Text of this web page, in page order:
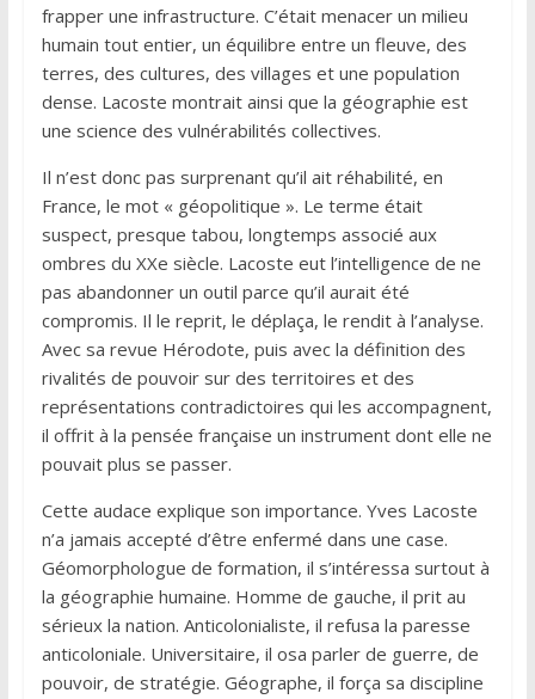
frapper une infrastructure. C’était menacer un milieu
humain tout entier, un équilibre entre un fleuve, des
terres, des cultures, des villages et une population
dense. Lacoste montrait ainsi que la géographie est
une science des vulnérabilités collectives.
Il n’est donc pas surprenant qu’il ait réhabilité, en
France, le mot « géopolitique ». Le terme était
suspect, presque tabou, longtemps associé aux
ombres du XXe siècle. Lacoste eut l’intelligence de ne
pas abandonner un outil parce qu’il aurait été
compromis. Il le reprit, le déplaça, le rendit à l’analyse.
Avec sa revue Hérodote, puis avec la définition des
rivalités de pouvoir sur des territoires et des
représentations contradictoires qui les accompagnent,
il offrit à la pensée française un instrument dont elle ne
pouvait plus se passer.
Cette audace explique son importance. Yves Lacoste
n’a jamais accepté d’être enfermé dans une case.
Géomorphologue de formation, il s’intéressa surtout à
la géographie humaine. Homme de gauche, il prit au
sérieux la nation. Anticolonialiste, il refusa la paresse
anticoloniale. Universitaire, il osa parler de guerre, de
pouvoir, de stratégie. Géographe, il força sa discipline